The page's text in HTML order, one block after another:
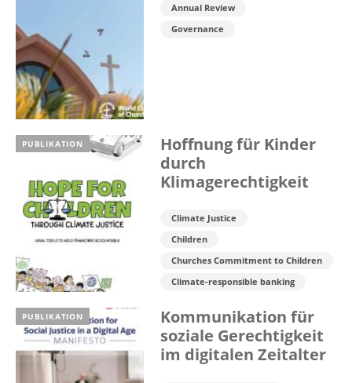
Annual Review
Governance
PUBLIKATION
Hoffnung für Kinder
durch
Klimagerechtigkeit
Climate Justice
Children
Churches Commitment to Children
Climate-responsible banking
PUBLIKATION
Kommunikation für
soziale Gerechtigkeit
im digitalen Zeitalter